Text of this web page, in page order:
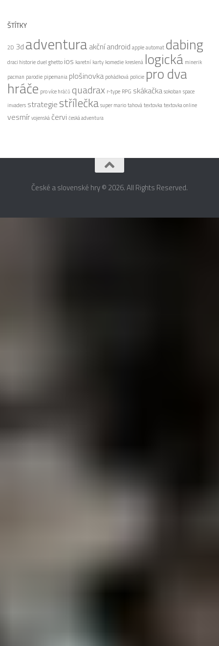
ŠTÍTKY
2D 3d adventura akčníandroid appleautomat dabing
draci historieduel ghetto ios karetní karty komedie kreslená logická minerik
pacman parodie pipemania plošinovka pohádková policie pro dva
hráče pro více hráčů quadrax r-type RPG skákačkasokoban space
invaders strategiestřílečkasuper mariotahovátextovkatextovka online
vesmírvojenská červi česká adventura
České a slovenské hry © 2026. All Rights Reserved.